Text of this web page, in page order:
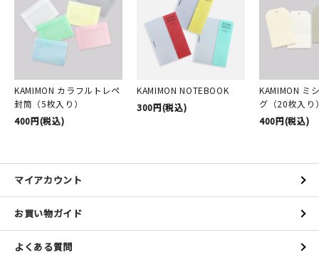
KAMIMON カラフルトレペ
封筒（5枚入り）
400円(税込)
KAMIMON NOTEBOOK
300円(税込)
KAMIMON ミ
グ（20枚入り
400円(税込)
マイアカウント
お買い物ガイド
よくある質問